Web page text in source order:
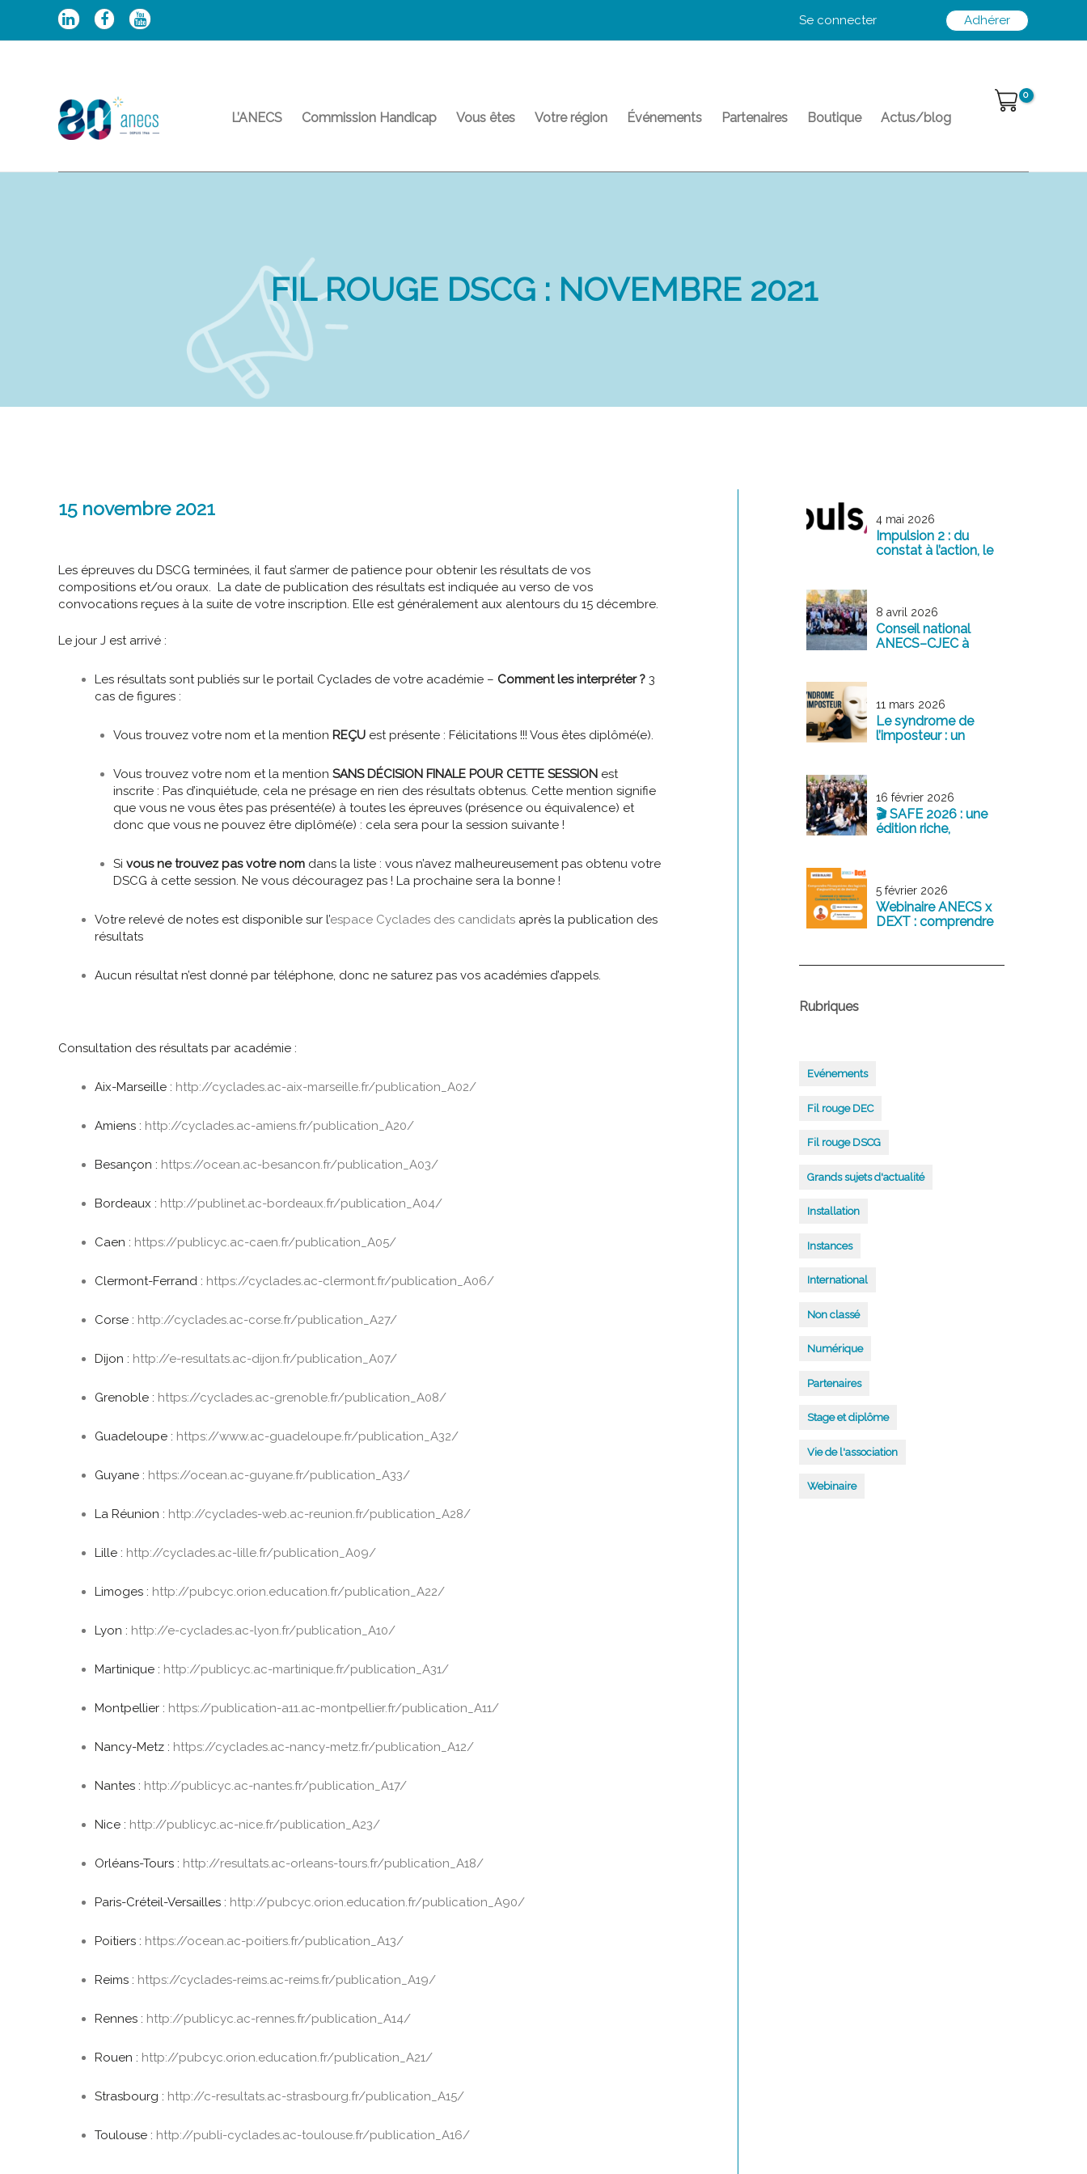
Se connecter Adhérer
L’ANECS Commission Handicap Vous êtes Votre région Événements Partenaires Boutique Actus/blog
FIL ROUGE DSCG : NOVEMBRE 2021
15 novembre 2021
Les épreuves du DSCG terminées, il faut s’armer de patience pour obtenir les résultats de vos
compositions et/ou oraux. La date de publication des résultats est indiquée au verso de vos
convocations reçues à la suite de votre inscription. Elle est généralement aux alentours du 15 décembre.
Le jour J est arrivé :
Les résultats sont publiés sur le portail Cyclades de votre académie – Comment les interpréter ? 3
cas de figures :
Vous trouvez votre nom et la mention REÇUest présente : Félicitations !!! Vous êtes diplômé(e).
Vous trouvez votre nom et la mention SANS DÉCISION FINALE POUR CETTE SESSIONest
inscrite : Pas d’inquiétude, cela ne présage en rien des résultats obtenus. Cette mention signifie
que vous ne vous êtes pas présenté(e) à toutes les épreuves (présence ou équivalence) et
donc que vous ne pouvez être diplômé(e) : cela sera pour la session suivante !
Si vous ne trouvez pas votre nomdans la liste : vous n’avez malheureusement pas obtenu votre
DSCG à cette session. Ne vous découragez pas ! La prochaine sera la bonne !
Votre relevé de notes est disponible sur l’espace Cyclades des candidats après la publication des
résultats
Aucun résultat n’est donné par téléphone, donc ne saturez pas vos académies d’appels.
Consultation des résultats par académie :
Aix-Marseille : http://cyclades.ac-aix-marseille.fr/publication_A02/
Amiens : http://cyclades.ac-amiens.fr/publication_A20/
Besançon : https://ocean.ac-besancon.fr/publication_A03/
Bordeaux : http://publinet.ac-bordeaux.fr/publication_A04/
Caen : https://publicyc.ac-caen.fr/publication_A05/
Clermont-Ferrand : https://cyclades.ac-clermont.fr/publication_A06/
Corse : http://cyclades.ac-corse.fr/publication_A27/
Dijon : http://e-resultats.ac-dijon.fr/publication_A07/
Grenoble : https://cyclades.ac-grenoble.fr/publication_A08/
Guadeloupe : https://www.ac-guadeloupe.fr/publication_A32/
Guyane : https://ocean.ac-guyane.fr/publication_A33/
La Réunion : http://cyclades-web.ac-reunion.fr/publication_A28/
Lille : http://cyclades.ac-lille.fr/publication_A09/
Limoges : http://pubcyc.orion.education.fr/publication_A22/
Lyon : http://e-cyclades.ac-lyon.fr/publication_A10/
Martinique : http://publicyc.ac-martinique.fr/publication_A31/
Montpellier : https://publication-a11.ac-montpellier.fr/publication_A11/
Nancy-Metz : https://cyclades.ac-nancy-metz.fr/publication_A12/
Nantes : http://publicyc.ac-nantes.fr/publication_A17/
Nice : http://publicyc.ac-nice.fr/publication_A23/
Orléans-Tours : http://resultats.ac-orleans-tours.fr/publication_A18/
Paris-Créteil-Versailles : http://pubcyc.orion.education.fr/publication_A90/
Poitiers : https://ocean.ac-poitiers.fr/publication_A13/
Reims : https://cyclades-reims.ac-reims.fr/publication_A19/
Rennes : http://publicyc.ac-rennes.fr/publication_A14/
Rouen : http://pubcyc.orion.education.fr/publication_A21/
Strasbourg : http://c-resultats.ac-strasbourg.fr/publication_A15/
Toulouse : http://publi-cyclades.ac-toulouse.fr/publication_A16/
4 mai 2026
Impulsion 2 : du
constat à l’action, le
8 avril 2026
Conseil national
ANECS–CJEC à
service de la
profession
11 mars 2026
Le syndrome de
l’imposteur : un
16 février 2026
🎬 SAFE 2026 : une
édition riche,
5 février 2026
Webinaire ANECS x
DEXT : comprendre
comptables
Rubriques
Evénements
Fil rouge DEC
Fil rouge DSCG
Grands sujets d'actualité
Installation
Instances
International
Non classé
Numérique
Partenaires
Stage et diplôme
Vie de l'association
Webinaire